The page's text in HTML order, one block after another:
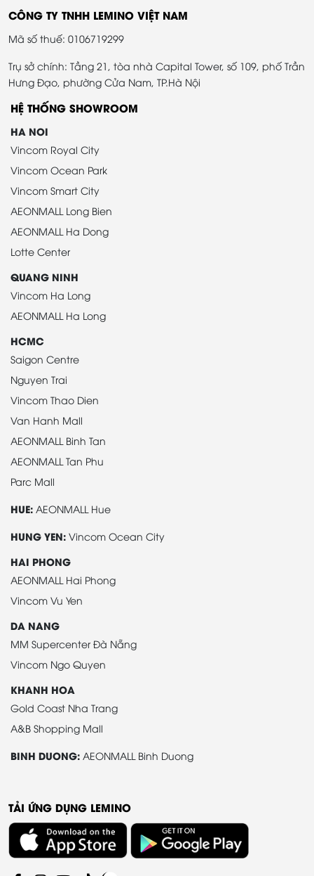
CÔNG TY TNHH LEMINO VIỆT NAM
Mã số thuế: 0106719299
Trụ sở chính: Tầng 21, tòa nhà Capital Tower, số 109, phố Trần
Hưng Đạo, phường Cửa Nam, TP.Hà Nội
HỆ THỐNG SHOWROOM
HA NOI
Vincom Royal City
Vincom Ocean Park
Vincom Smart City
AEONMALL Long Bien
AEONMALL Ha Dong
Lotte Center
QUANG NINH
Vincom Ha Long
AEONMALL Ha Long
HCMC
Saigon Centre
Nguyen Trai
Vincom Thao Dien
Van Hanh Mall
AEONMALL Binh Tan
AEONMALL Tan Phu
Parc Mall
HUE: AEONMALL Hue
HUNG YEN: Vincom Ocean City
HAI PHONG
AEONMALL Hai Phong
Vincom Vu Yen
DA NANG
MM Supercenter Đà Nẵng
Vincom Ngo Quyen
KHANH HOA
Gold Coast Nha Trang
A&B Shopping Mall
BINH DUONG: AEONMALL Binh Duong
TẢI ỨNG DỤNG LEMINO